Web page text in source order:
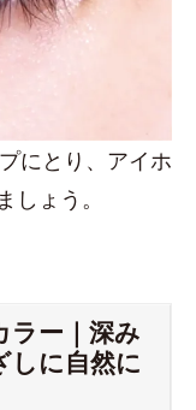
にとり、アイホ
ょう。
ー｜深み
しに自然に